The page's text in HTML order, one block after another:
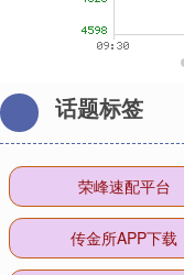
话题标签
荣峰速配平台
传金所APP下载